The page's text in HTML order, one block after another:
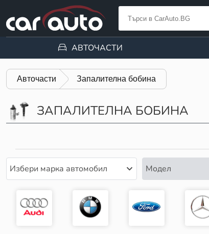
АВТОЧАСТИ
Авточасти Запалителна бобина
ЗАПАЛИТЕЛНА БОБИНА
Избери марка автомобил Модел